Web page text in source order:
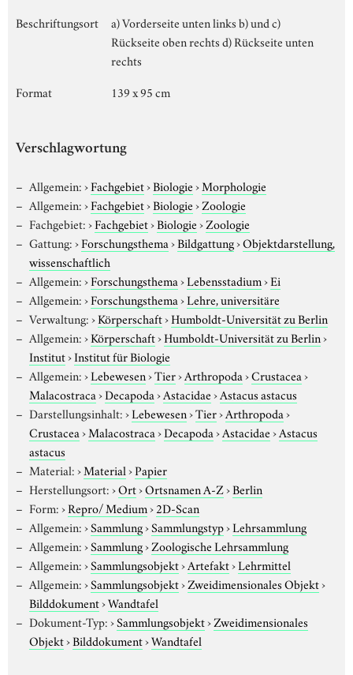
Beschriftungsort
a) Vorderseite unten links b) und c)
Rückseite oben rechts d) Rückseite unten
rechts
Format
139 x 95 cm
Verschlagwortung
Allgemein:›Fachgebiet›Biologie›Morphologie
Allgemein:›Fachgebiet›Biologie›Zoologie
Fachgebiet:›Fachgebiet›Biologie›Zoologie
Gattung:›Forschungsthema›Bildgattung›Objektdarstellung,
wissenschaftlich
Allgemein:›Forschungsthema›Lebensstadium›Ei
Allgemein:›Forschungsthema›Lehre, universitäre
Verwaltung:›Körperschaft›Humboldt-Universität zu Berlin
Allgemein:›Körperschaft›Humboldt-Universität zu Berlin›
Institut›Institut für Biologie
Allgemein:›Lebewesen›Tier›Arthropoda›Crustacea›
Malacostraca›Decapoda›Astacidae›Astacus astacus
Darstellungsinhalt:›Lebewesen›Tier›Arthropoda›
Crustacea›Malacostraca›Decapoda›Astacidae›Astacus
astacus
Material:›Material›Papier
Herstellungsort:›Ort›Ortsnamen A-Z›Berlin
Form:›Repro/ Medium›2D-Scan
Allgemein:›Sammlung›Sammlungstyp›Lehrsammlung
Allgemein:›Sammlung›Zoologische Lehrsammlung
Allgemein:›Sammlungsobjekt›Artefakt›Lehrmittel
Allgemein:›Sammlungsobjekt›Zweidimensionales Objekt›
Bilddokument›Wandtafel
Dokument-Typ:›Sammlungsobjekt›Zweidimensionales
Objekt›Bilddokument›Wandtafel